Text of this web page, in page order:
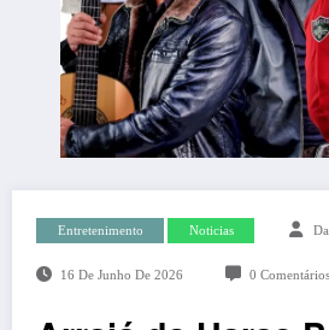
Entretenimento Noticias
16 De Junho De 2026 0 Comentários